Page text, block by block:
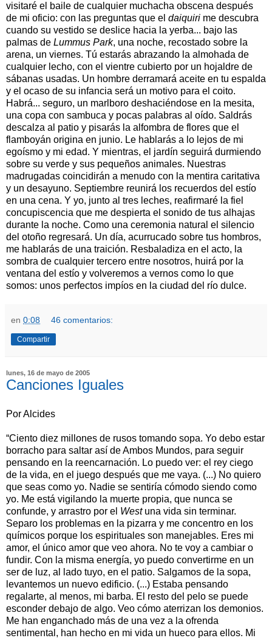
visitaré el baile de cualquier muchacha obscena después
de mi oficio: con las preguntas que el daiquiri me descubra
cuando su vestido se deslice hacia la yerba... bajo las
palmas de Lummus Park, una noche, recostado sobre la
arena, un viernes. Tú estarás abrazando la almohada de
cualquier lecho, con el vientre cubierto por un hojaldre de
sábanas usadas. Un hombre derramará aceite en tu espalda
y el ocaso de su infancia será un motivo para el coito.
Habrá... seguro, un marlboro deshaciéndose en la mesita,
una copa con sambuca y pocas palabras al oído. Saldrás
descalza al patio y pisarás la alfombra de flores que el
flamboyán origina en junio. Le hablarás a lo lejos de mi
egoísmo y mi edad. Y mientras, el jardín seguirá durmiendo
sobre su verde y sus pequeños animales. Nuestras
madrugadas coincidirán a menudo con la mentira caritativa
y un desayuno. Septiembre reunirá los recuerdos del estío
en una cena. Y yo, junto al tres leches, reafirmaré la fiel
concupiscencia que me despierta el sonido de tus alhajas
durante la noche. Como una ceremonia natural el silencio
del otoño regresará. Un día, acurrucado sobre tus hombros,
me hablarás de una traición. Resbaladiza en el acto, la
sombra de cualquier tercero entre nosotros, huirá por la
ventana del estío y volveremos a vernos como lo que
somos: unos perfectos impíos en la ciudad del río dulce.
en 0:08 46 comentarios:
Compartir
lunes, 16 de mayo de 2005
Canciones Iguales
Por Alcides
“Ciento diez millones de rusos tomando sopa. Yo debo estar
borracho para saltar así de Ambos Mundos, para seguir
pensando en la reencarnación. Lo puedo ver: el rey ciego
de la vida, en el juego después que me vaya. (...) No quiero
que seas como yo. Nadie se sentiría cómodo siendo como
yo. Me está vigilando la muerte propia, que nunca se
confunde, y arrastro por el Westuna vida sin terminar.
Separo los problemas en la pizarra y me concentro en los
químicos porque los espirituales son manejables. Eres mi
amor, el único amor que veo ahora. No te voy a cambiar o
fundir. Con la misma energía, yo puedo convertirme en un
ser de luz, al lado tuyo, en el patio. Salgamos de la sopa,
levantemos un nuevo edificio. (...) Estaba pensando
regalarte, al menos, mi barba. El resto del pelo se puede
esconder debajo de algo. Veo cómo aterrizan los demonios.
Me han enganchado más de una vez a la ofrenda
sentimental, han hecho en mi vida un hueco para ellos. Mi